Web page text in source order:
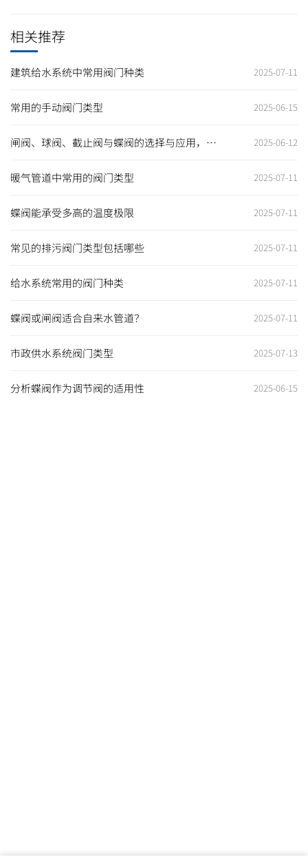
相关推荐
建筑给水系统中常用阀门种类 2025-07-11
常用的手动阀门类型 2025-06-15
闸阀、球阀、截止阀与蝶阀的选择与应用，助
2025-06-12
暖气管道中常用的阀门类型 2025-07-11
蝶阀能承受多高的温度极限 2025-07-11
常见的排污阀门类型包括哪些 2025-07-11
给水系统常用的阀门种类 2025-07-11
蝶阀或闸阀适合自来水管道？ 2025-07-11
市政供水系统阀门类型 2025-07-13
分析蝶阀作为调节阀的适用性 2025-06-15